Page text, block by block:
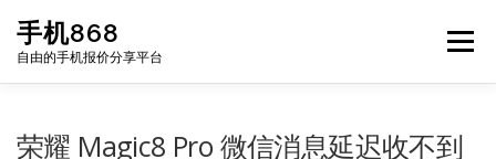
content
手机868
自由的手机报价分享平台
Menu
荣耀 Magic8 Pro 微信消息延迟收不到